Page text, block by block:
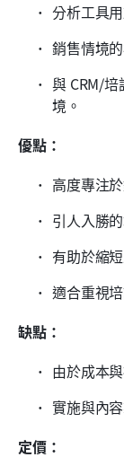
分析工具
銷售情境
與 CRM/
境。
優點：
高度專注
引人入勝
有助於縮
適合重視
缺點：
由於成本
實施與內
定價：